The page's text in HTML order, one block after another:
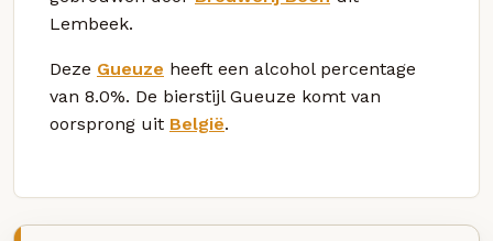
Lembeek.
Deze Gueuze heeft een alcohol percentage
van 8.0%. De bierstijl Gueuze komt van
oorsprong uit België.